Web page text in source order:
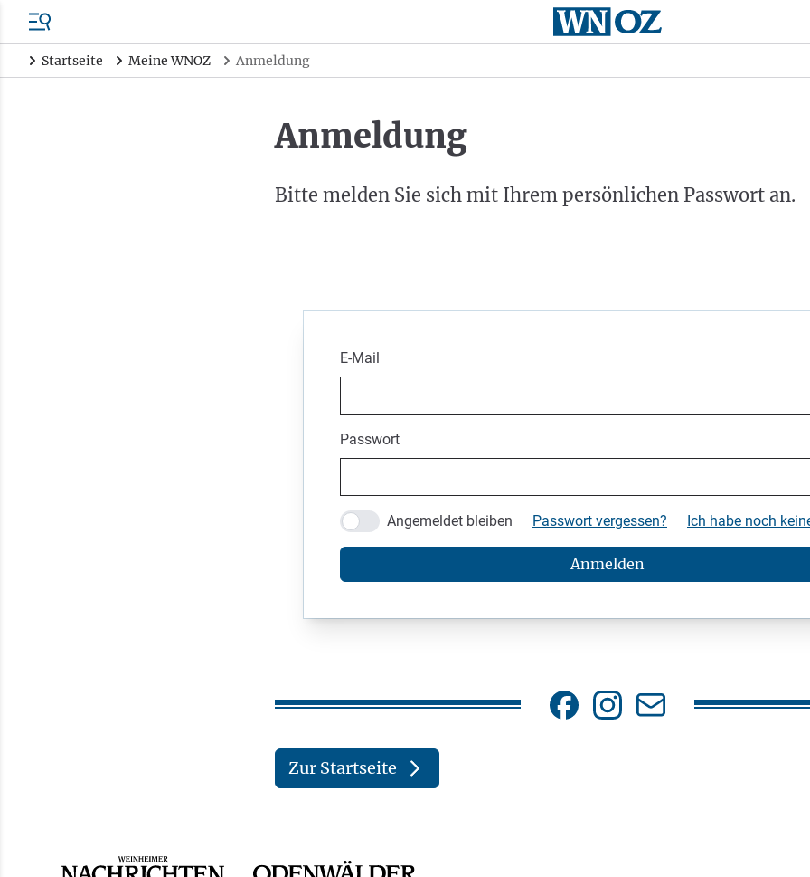
Startseite Meine WNOZ Anmeldung
Anmeldung
Bitte melden Sie sich mit Ihrem persönlichen Passwort an.
E-Mail
Passwort
Angemeldet bleiben Passwort vergessen? Ich habe noch
Anmelden
Zur Startseite